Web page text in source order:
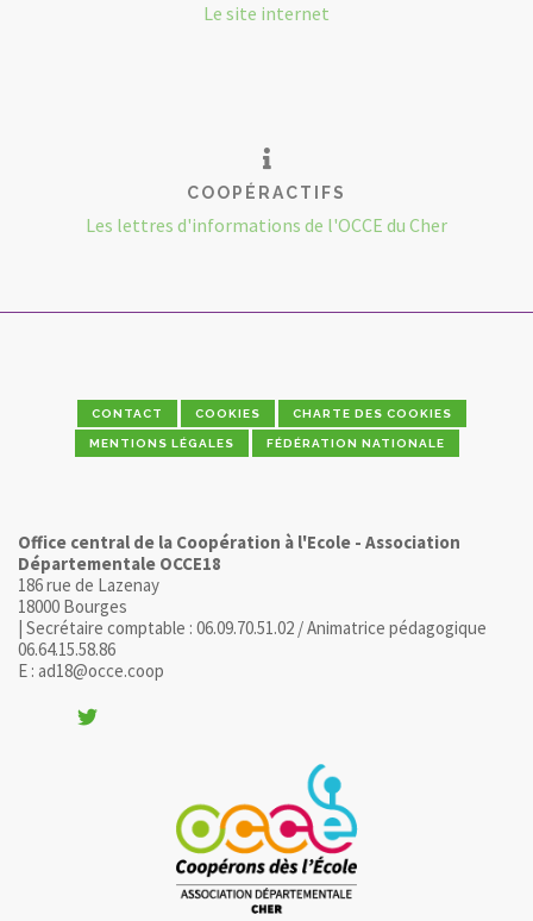
Le site internet
COOPÉRACTIFS
Les lettres d'informations de l'OCCE du Cher
CONTACT COOKIES CHARTE DES COOKIES
MENTIONS LÉGALES FÉDÉRATION NATIONALE
Office central de la Coopération à l'Ecole - Association
Départementale OCCE18
186 rue de Lazenay
18000 Bourges
| Secrétaire comptable : 06.09.70.51.02 / Animatrice pédagogique
06.64.15.58.86
E : ad18@occe.coop